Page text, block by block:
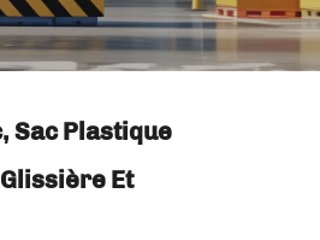
Sac Plastique
Et